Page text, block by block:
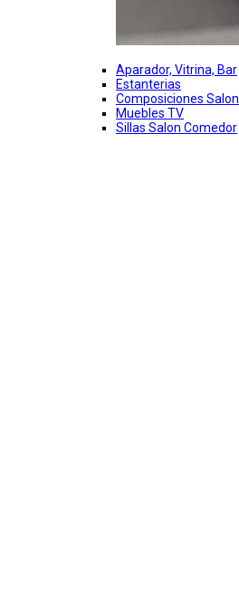
Aparador, Vitrina, Bar
Estanterias
Composiciones Salon
Muebles TV
Sillas Salon Comedor